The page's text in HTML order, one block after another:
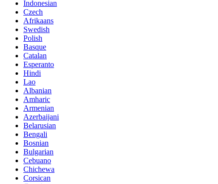
Indonesian
Czech
Afrikaans
Swedish
Polish
Basque
Catalan
Esperanto
Hindi
Lao
Albanian
Amharic
Armenian
Azerbaijani
Belarusian
Bengali
Bosnian
Bulgarian
Cebuano
Chichewa
Corsican